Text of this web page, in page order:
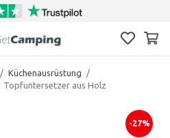
/ Küchenausrüstung
/
Topfuntersetzer aus Holz
-27%